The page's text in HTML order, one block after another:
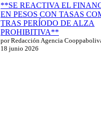
**SE REACTIVA EL
EN PESOS CON TASAS
TRAS PERÍODO DE ALZA
PROHIBITIVA**
por Redacción Agencia
18 junio 2026